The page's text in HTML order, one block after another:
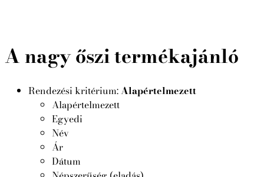
A nagy őszi termékajánló
Rendezési kritérium:Alapértelmezett
Alapértelmezett
Egyedi
Név
Ár
Dátum